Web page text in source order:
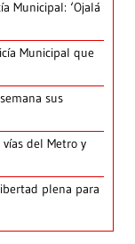
Municipal: ‘Ojalá
Municipal que
sus
del Metro y
plena para